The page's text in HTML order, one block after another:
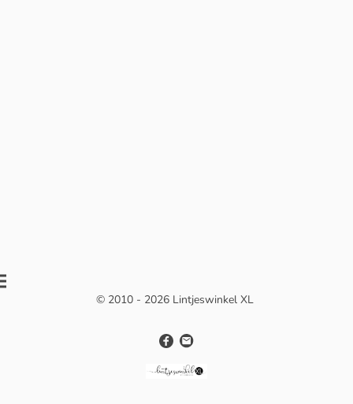
© 2010 - 2026 Lintjeswinkel XL